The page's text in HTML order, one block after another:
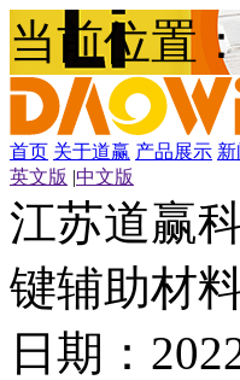
当前位置
首页 关于道赢 产品展示
英文版 |中文版
江苏道赢
键辅助材
日期：